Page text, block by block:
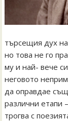
търсещия дух на
но това не го
му и най- вече
неговото
да оправдае
различни етапи
трогва с